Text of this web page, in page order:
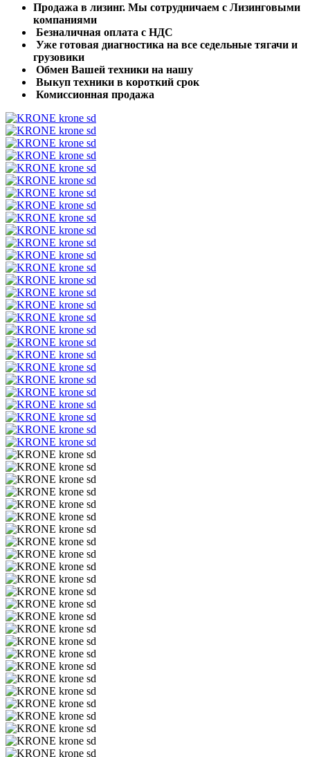
Продажа в лизинг. Мы сотрудничаем с Лизинговыми
компаниями
Безналичная оплата с НДС
Уже готовая диагностика на все седельные тягачи и
грузовики
Обмен Вашей техники на нашу
Выкуп техники в короткий срок
Комиссионная продажа